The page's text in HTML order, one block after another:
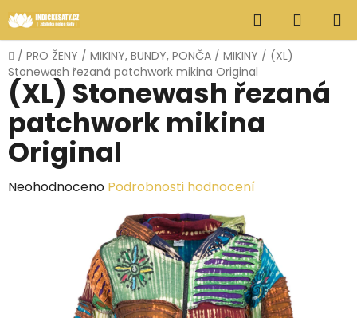
na
obsah
Hledat
KOŠÍK
Domů
/ PRO ŽENY / MIKINY, BUNDY, PONČA / MIKINY / (XL)
Stonewash řezaná patchwork mikina Original
(XL) Stonewash řezaná
patchwork mikina
Original
Průměrné
Neohodnoceno Podrobnosti hodnocení